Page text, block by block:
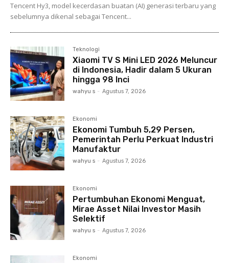
Tencent Hy3, model kecerdasan buatan (AI) generasi terbaru yang
sebelumnya dikenal sebagai Tencent...
Teknologi
Xiaomi TV S Mini LED 2026 Meluncur
di Indonesia, Hadir dalam 5 Ukuran
hingga 98 Inci
wahyu s - Agustus 7, 2026
Ekonomi
Ekonomi Tumbuh 5,29 Persen,
Pemerintah Perlu Perkuat Industri
Manufaktur
wahyu s - Agustus 7, 2026
Ekonomi
Pertumbuhan Ekonomi Menguat,
Mirae Asset Nilai Investor Masih
Selektif
wahyu s - Agustus 7, 2026
Ekonomi